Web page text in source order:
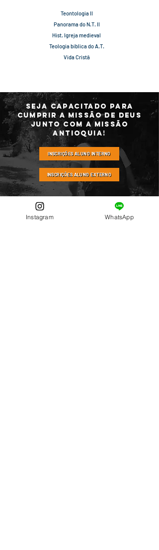
Teontologia II
Panorama do N.T. II
Hist. Igreja medieval
Teologia bíblica do A.T.
Vida Cristã
SEJA CAPACITADO PARA
CUMPRIR A MISSÃO DE DEUS
JUNTO COM A MISSÃO
ANTIOQUIA!
INSCRIÇÕES ALUNO INTERNO
INSCRIÇÕES ALUNO EXTERNO
Instagram WhatsApp